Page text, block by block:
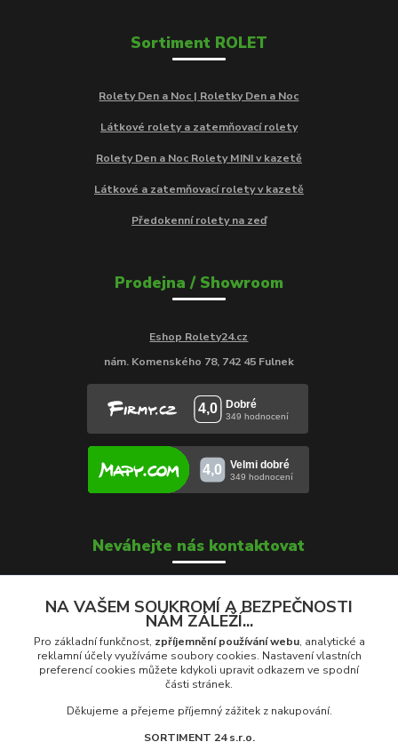
Sortiment ROLET
Rolety Den a Noc | Roletky Den a Noc
Látkové rolety a zatemňovací rolety
Rolety Den a Noc Rolety MINI v kazetě
Látkové a zatemňovací rolety v kazetě
Předokenní rolety na zeď
Prodejna / Showroom
Eshop Rolety24.cz
nám. Komenského 78, 742 45 Fulnek
Neváhejte nás kontaktovat
Soňa Škrobánková
+420 739 000 639
Po - Pá: 8:00 - 16:00
prodej@rolety24.cz
NA VAŠEM SOUKROMÍ A BEZPEČNOSTI
NÁM ZÁLEŽÍ...
Pro základní funkčnost, zpříjemnění používání webu, analytické a
reklamní účely využíváme soubory cookies. Nastavení vlastních
preferencí cookies můžete kdykoli upravit odkazem ve spodní
části stránek.
Děkujeme a přejeme příjemný zážitek z nakupování.
SORTIMENT 24 s.r.o.